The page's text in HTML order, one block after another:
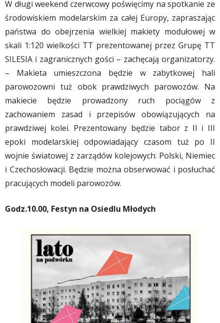
W długi weekend czerwcowy poświęcimy na spotkanie ze
środowiskiem modelarskim za całej Europy, zapraszając
państwa do obejrzenia wielkiej makiety modułowej w
skali 1:120 wielkości TT prezentowanej przez Grupę TT
SILESIA i zagranicznych gości – zachęcają organizatorzy.
– Makieta umieszczona będzie w zabytkowej hali
parowozowni tuż obok prawdziwych parowozów. Na
makiecie będzie prowadzony ruch pociągów z
zachowaniem zasad i przepisów obowiązujących na
prawdziwej kolei. Prezentowany będzie tabor z II i III
epoki modelarskiej odpowiadający czasom tuż po II
wojnie światowej z zarządów kolejowych: Polski, Niemiec
i Czechosłowacji. Będzie można obserwować i posłuchać
pracujących modeli parowozów.
Godz.10.00, Festyn na Osiedlu Młodych